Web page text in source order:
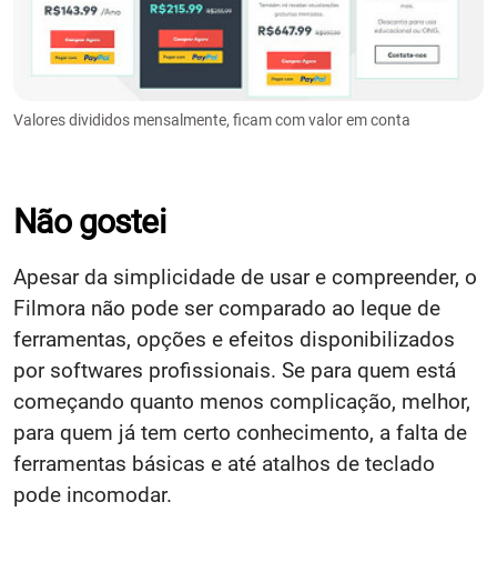
Valores divididos mensalmente, ficam com valor em conta
Não gostei
Apesar da simplicidade de usar e compreender, o
Filmora não pode ser comparado ao leque de
ferramentas, opções e efeitos disponibilizados
por softwares profissionais. Se para quem está
começando quanto menos complicação, melhor,
para quem já tem certo conhecimento, a falta de
ferramentas básicas e até atalhos de teclado
pode incomodar.